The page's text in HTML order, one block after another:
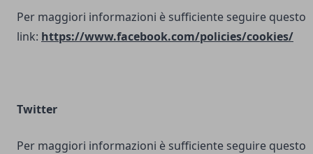
Per maggiori informazioni è sufficiente seguire questo
link: https://www.facebook.com/policies/cookies/
Twitter
Per maggiori informazioni è sufficiente seguire questo